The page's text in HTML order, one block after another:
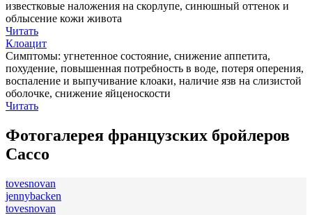
известковые наложения на скорлупе, синюшный оттенок и
облысение кожи живота
Читать
Клоацит
Симптомы: угнетенное состояние, снижение аппетита,
похудение, повышенная потребность в воде, потеря оперения,
воспаление и выпучивание клоаки, наличие язв на слизистой
оболочке, снижение яйценоскости
Читать
Фотогалерея французских бройлеров
Сассо
tovesnovan
jennybacken
tovesnovan